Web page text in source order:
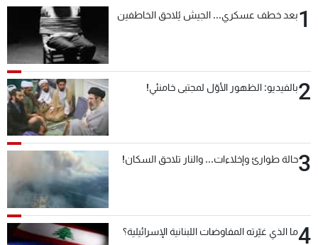
1بعد خطف عسكري... الجيش يُلاحق الخاطفين
2بالفيديو: الظهور الأوّل لمجتبى خامنئي!
3حالة طوارئ وإخلاءات... والنار تلاحق السكان!
4ما الذي غيّرته المفاوضات اللبنانية الإسرائيلية؟